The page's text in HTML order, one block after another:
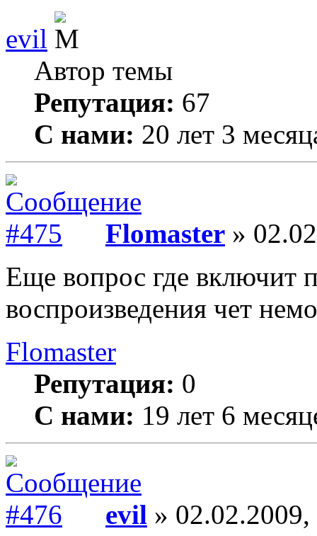
evil
Автор темы
Репутация: 67
С нами: 20 лет 3
Flomaster »
Еще вопрос где включит
воспроизведения чет
Flomaster
Репутация: 0
С нами: 19 лет 6
evil »